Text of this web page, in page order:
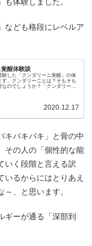
体験しました。
なども格段にレベルア
醒体験談
験した「クンダリーニ覚醒」の体
。クンダリーニとは？そもそも
なのでしょうか？「クンダリー
2020.12.17
キバキバキ」と骨の中
その人の「個性的な能
いく段階と言える訳
いるからにはとりあえ
、と思います。
ギーが通る「深部到